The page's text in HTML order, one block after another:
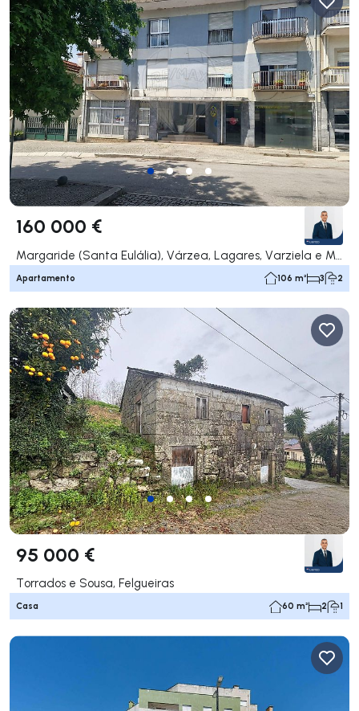
160 000 €
Apartamento 106 m² 3 2
95 000 €
Torrados e Sousa, Felgueiras
Casa 60 m² 2 1